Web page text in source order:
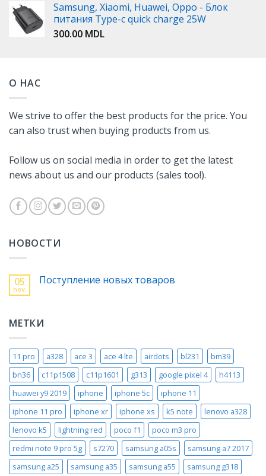
Samsung, Xiaomi, Huawei, Oppo - Блок
питания Type-c quick charge 25W
300.00 MDL
О НАС
We strive to offer the best products for the price. You
can also trust when buying products from us.
Follow us on social media in order to get the latest
news about us and our products (sales too!).
НОВОСТИ
05
nov.
Поступление новых товаров
МЕТКИ
11 pro a328 ace 3 ace 4 lte airdots bl231
bm39
bn36
c11p1508 c11p1601 g313 google pixel 4
h4113
huawei y9 2019
iphone iphone 5c
iphone 11
iphone 11 pro
iphone xr iphone xs k5 note
lenovo a328
lenovo k5
lightning red poco f1
poco m3 pro
redmi note 9 pro 5g
s7270 samsung a05s
samsung a7 2017
samsung a25
samsung a35 samsung a55 samsung g318